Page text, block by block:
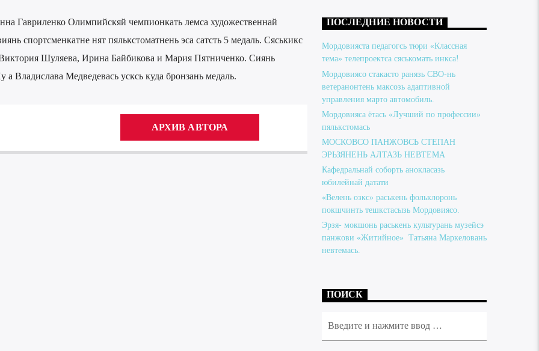
Гавриленко Олимпийскяй чемпионкать лемса художественнай
спортсменкатне нят пялькстоматнень эса сатсть 5 медаль. Сяськикс
Виктория Шуляева, Ирина Байбикова и Мария Пятниченко. Сиянь
Владислава Медведевась усксь куда бронзань медаль.
АРХИВ АВТОРА
ПОСЛЕДНИЕ НОВОСТИ
Мордовияста педагогсь тюри «Классная
тема» телепроектса сяськомать инкса!
Мордовиясо стакасто ранязь СВО-нь
ветеранонтень максозь адаптивной
управления марто автомобиль.
Мордовияса ётась «Лучший по профессии»
пялькстомась
МОСКОВСО ПАНЖОВСЬ СТЕПАН
ЭРЬЗЯНЕНЬ АЛТАЗЬ НЕВТЕМА
Кафедральнай соборть анокласазь
юбилейнай датати
«Велень озкс» раськень фольклоронь
покшчинть тешкстасызь Мордовиясо.
Эрзя- мокшонь раськень культурань музейсэ
панжови «Житийное» Татьяна Маркеловань
невтемась.
ПОИСК